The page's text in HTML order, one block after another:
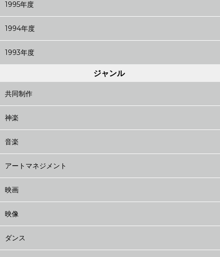
1995年度
1994年度
1993年度
ジャンル
共同制作
神楽
音楽
アートマネジメント
映画
映像
ダンス